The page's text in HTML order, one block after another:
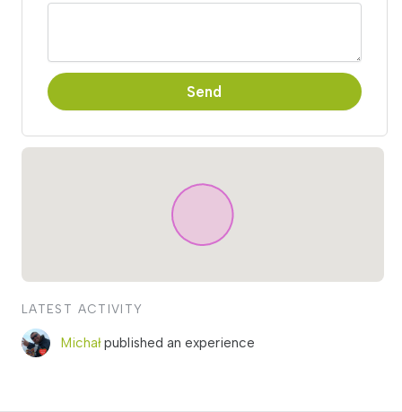
Send
LATEST ACTIVITY
Michał published an experience